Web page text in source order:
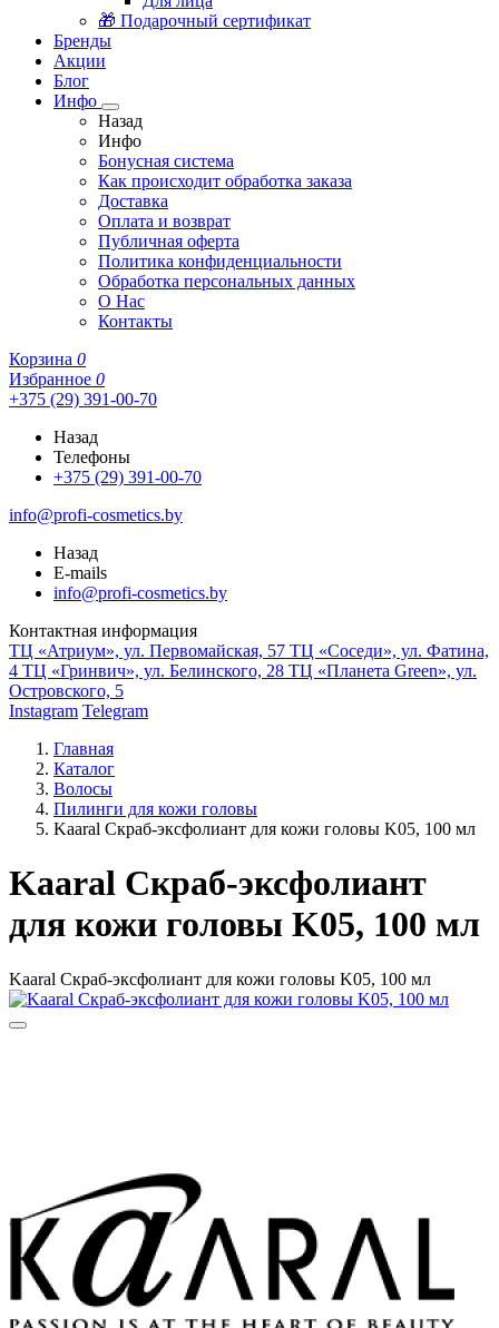
🎁 Подарочный сертификат
Бренды
Акции
Блог
Инфо
Назад
Инфо
Бонусная система
Как происходит обработка заказа
Доставка
Оплата и возврат
Публичная оферта
Политика конфиденциальности
Обработка персональных данных
О Нас
Контакты
Корзина 0
Избранное 0
+375 (29) 391-00-70
Назад
Телефоны
+375 (29) 391-00-70
info@profi-cosmetics.by
Назад
E-mails
info@profi-cosmetics.by
Контактная информация
ТЦ «Атриум», ул. Первомайская, 57 ТЦ «Соседи», ул. Фатина,
4 ТЦ «Гринвич», ул. Белинского, 28 ТЦ «Планета Green», ул.
Островского, 5
Instagram Telegram
Главная
Каталог
Волосы
Пилинги для кожи головы
Kaaral Скраб-эксфолиант для кожи головы K05, 100 мл
Kaaral Скраб-эксфолиант
для кожи головы K05, 100 мл
Kaaral Скраб-эксфолиант для кожи головы K05, 100 мл